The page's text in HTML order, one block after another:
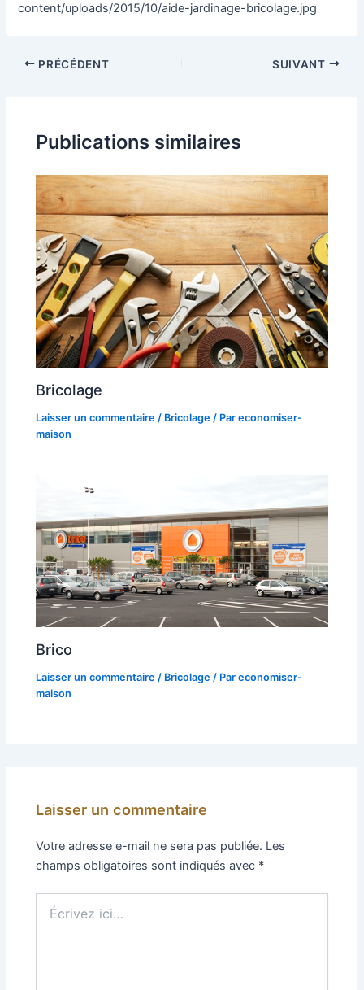
content/uploads/2015/10/aide-jardinage-bricolage.jpg
PRÉCÉDENT SUIVANT
Publications similaires
Bricolage
Laisser un commentaire / Bricolage / Pareconomiser-
maison
Brico
Laisser un commentaire / Bricolage / Pareconomiser-
maison
Laisser un commentaire
Votre adresse e-mail ne sera pas publiée. Les
champs obligatoires sont indiqués avec *
ici…